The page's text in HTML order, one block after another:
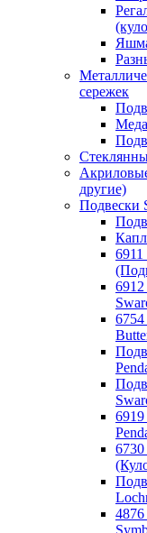
сережек
другие)
Подвески
6730